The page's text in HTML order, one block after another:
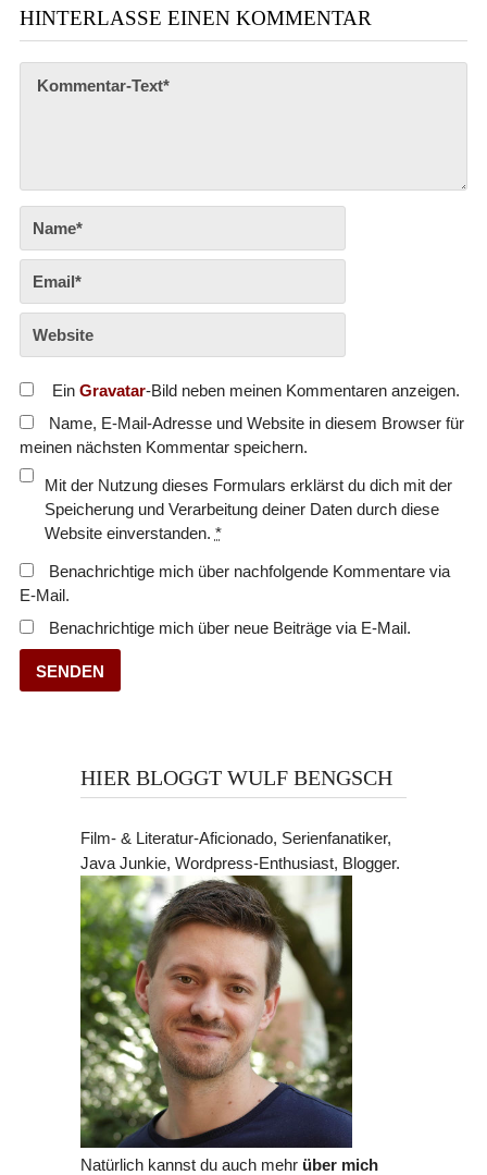
HINTERLASSE EINEN KOMMENTAR
Ein Gravatar-Bild neben meinen Kommentaren anzeigen.
Name, E-Mail-Adresse und Website in diesem Browser für
meinen nächsten Kommentar speichern.
Mit der Nutzung dieses Formulars erklärst du dich mit der
Speicherung und Verarbeitung deiner Daten durch diese
Website einverstanden. *
Benachrichtige mich über nachfolgende Kommentare via
E-Mail.
Benachrichtige mich über neue Beiträge via E-Mail.
HIER BLOGGT WULF BENGSCH
Film- & Literatur-Aficionado, Serienfanatiker,
Java Junkie, Wordpress-Enthusiast, Blogger.
Natürlich kannst du auch mehr über mich